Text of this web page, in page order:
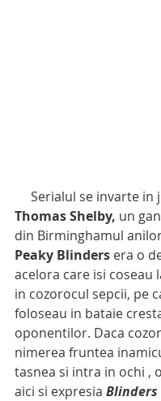
Serialul se invarte in
Thomas Shelby, un
din Birminghamul
Peaky Blinders era o
acelora care isi coseau
in cozorocul sepcii, pe
foloseau in bataie
oponentilor. Daca
nimerea fruntea
tasnea si intra in ochi ,
aici si expresia Blinders